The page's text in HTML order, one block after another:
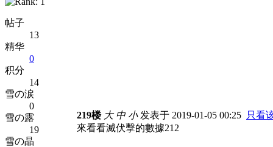
帖子
13
精华
0
积分
14
雪の涙
0
雪の露
19
雪の晶
219楼 大 中 小发表于 2019-01-05 00:25 只看
來看看滅伏擊的數據212